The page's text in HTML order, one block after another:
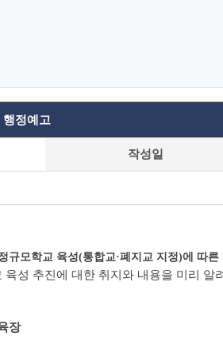
행정예고
작성일
규모학교 육성(통합교·폐지교 지정)에 따른
성 추진에 대한 취지와 내용을 미리